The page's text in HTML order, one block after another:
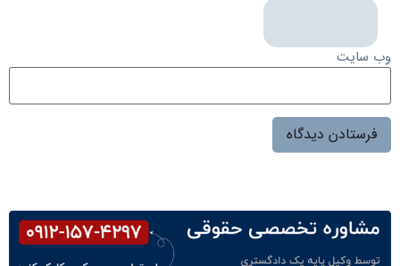
وب‌ سایت